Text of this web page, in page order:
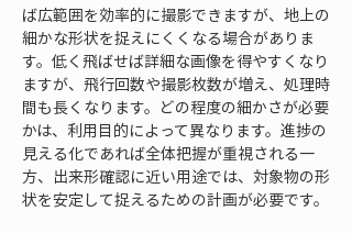
ば広範囲を効率的に撮影できますが、地上の
細かな形状を捉えにくくなる場合がありま
す。低く飛ばせば詳細な画像を得やすくなり
ますが、飛行回数や撮影枚数が増え、処理時
間も長くなります。どの程度の細かさが必要
かは、利用目的によって異なります。進捗の
見える化であれば全体把握が重視される一
方、出来形確認に近い用途では、対象物の形
状を安定して捉えるための計画が必要です。